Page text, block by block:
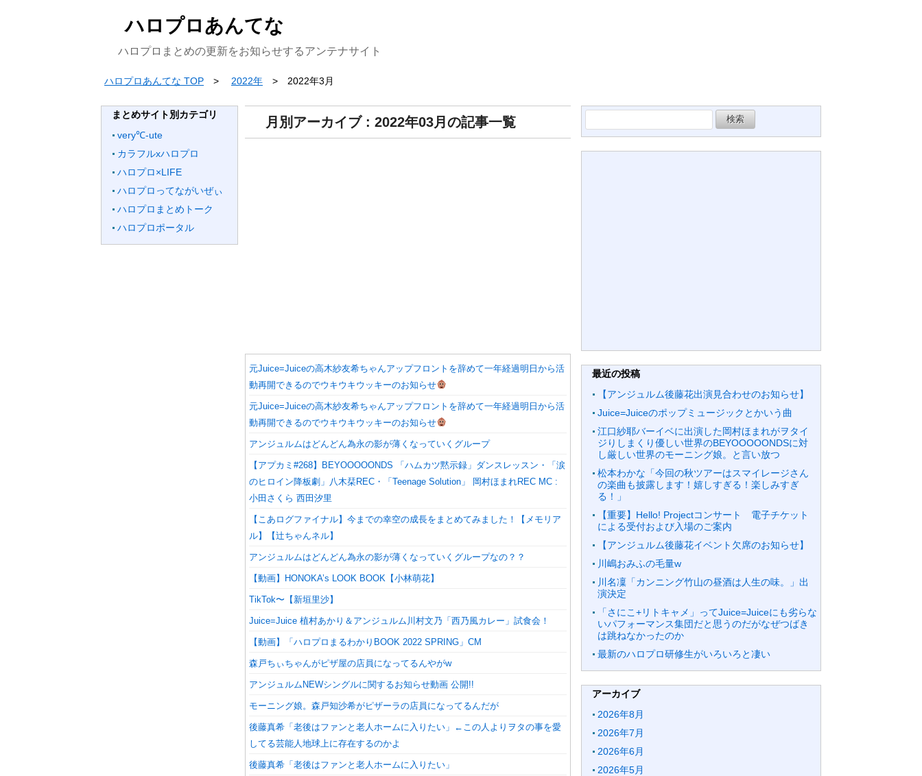
ハロプロあんてな
ハロプロまとめの更新をお知らせするアンテナサイト
ハロプロあんてな TOP 2022年 2022年3月
まとめサイト別カテゴリ
very℃-ute
カラフルxハロプロ
ハロプロ×LIFE
ハロプロってながいぜぃ
ハロプロまとめトーク
ハロプロポータル
月別アーカイブ : 2022年03月の記事一覧
元Juice=Juiceの高木紗友希ちゃんアップフロントを辞めて一年経過明日から活
動再開できるのでウキウキウッキーのお知らせ
元Juice=Juiceの高木紗友希ちゃんアップフロントを辞めて一年経過明日から活
動再開できるのでウキウキウッキーのお知らせ
アンジュルムはどんどん為永の影が薄くなっていくグループ
【アプカミ#268】BEYOOOOONDS 「ハムカツ黙示録」ダンスレッスン・「涙
のヒロイン降板劇」八木栞REC・「Teenage Solution」 岡村ほまれREC MC :
小田さくら 西田汐里
【こあログファイナル】今までの幸空の成長をまとめてみました！【メモリア
ル】【辻ちゃんネル】
アンジュルムはどんどん為永の影が薄くなっていくグループなの？？
【動画】HONOKA’s LOOK BOOK【小林萌花】
TikTok〜【新垣里沙】
Juice=Juice 植村あかり＆アンジュルム川村文乃「西乃風カレー」試食会！
【動画】「ハロプロまるわかりBOOK 2022 SPRING」CM
森戸ちぃちゃんがピザ屋の店員になってるんやがw
アンジュルムNEWシングルに関するお知らせ動画 公開!!
モーニング娘。森戸知沙希がピザーラの店員になってるんだが
後藤真希「老後はファンと老人ホームに入りたい」←この人よりヲタの事を愛
してる芸能人地球上に存在するのかよ
後藤真希「老後はファンと老人ホームに入りたい」
索:
最近の投稿
【アンジュルム後藤花出演見合わせのお知らせ】
Juice=Juiceのポップミュージックとかいう曲
江口紗耶バーイベに出演した岡村ほまれがヲタイ
ジりしまくり優しい世界のBEYOOOOONDSに対
し厳しい世界のモーニング娘。と言い放つ
松本わかな「今回の秋ツアーはスマイレージさん
の楽曲も披露します！嬉しすぎる！楽しみすぎ
る！」
【重要】Hello! Projectコンサート 電子チケット
による受付および入場のご案内
【アンジュルム後藤花イベント欠席のお知らせ】
川嶋おみふの毛量w
川名凜「カンニング竹山の昼酒は人生の味。」出
演決定
「さにこ+リトキャメ」ってJuice=Juiceにも劣らな
いパフォーマンス集団だと思うのだがなぜつばき
は跳ねなかったのか
最新のハロプロ研修生がいろいろと凄い
アーカイブ
2026年8月
2026年7月
2026年6月
2026年5月